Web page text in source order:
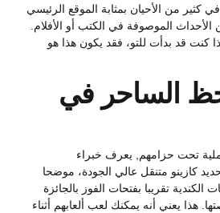
كثير من الأحيان بمثابة الموقع الرئيسي
الموصوفة في الكتب أو الأفلام.
كنت قد بدأت للتو، فقد يكون هذا هو
الساحر في
تحت حزامهم, يعرف خبراء
كازينو متنقل عالي الجودة، موضحا
الكندية تقريبا بفتحات الفوز بالجائزة
هذا يعني أنه يمكنك لعب ألعابهم أثناء